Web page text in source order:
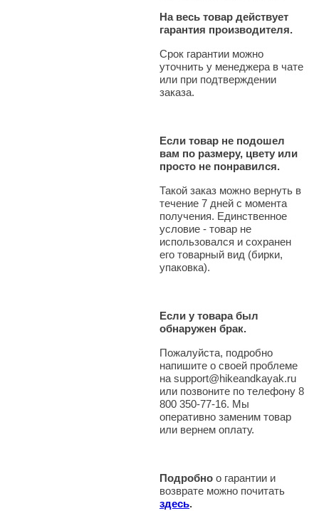
На весь товар действует
гарантия производителя.
Срок гарантии можно
уточнить у менеджера в чате
или при подтверждении
заказа.
Если товар не подошел
вам по размеру, цвету или
просто не понравился.
Такой заказ можно вернуть в
течение 7 дней с момента
получения. Единственное
условие - товар не
использовался и сохранен
его товарный вид (бирки,
упаковка).
Если у товара был
обнаружен брак.
Пожалуйста, подробно
напишите о своей проблеме
на support@hikeandkayak.ru
или позвоните по телефону 8
800 350-77-16. Мы
оперативно заменим товар
или вернем оплату.
Подробно о гарантии и
возврате можно почитать
здесь.